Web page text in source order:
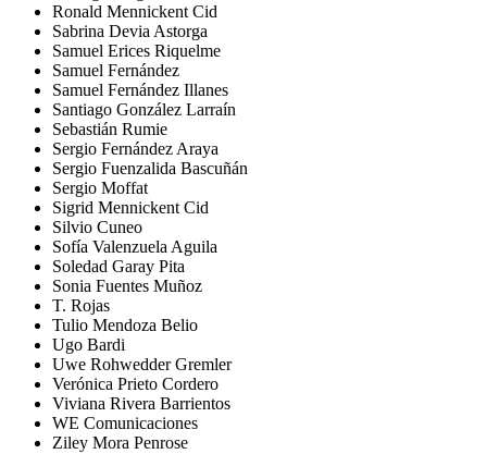
Ronald Mennickent Cid
Sabrina Devia Astorga
Samuel Erices Riquelme
Samuel Fernández
Samuel Fernández Illanes
Santiago González Larraín
Sebastián Rumie
Sergio Fernández Araya
Sergio Fuenzalida Bascuñán
Sergio Moffat
Sigrid Mennickent Cid
Silvio Cuneo
Sofía Valenzuela Aguila
Soledad Garay Pita
Sonia Fuentes Muñoz
T. Rojas
Tulio Mendoza Belio
Ugo Bardi
Uwe Rohwedder Gremler
Verónica Prieto Cordero
Viviana Rivera Barrientos
WE Comunicaciones
Ziley Mora Penrose